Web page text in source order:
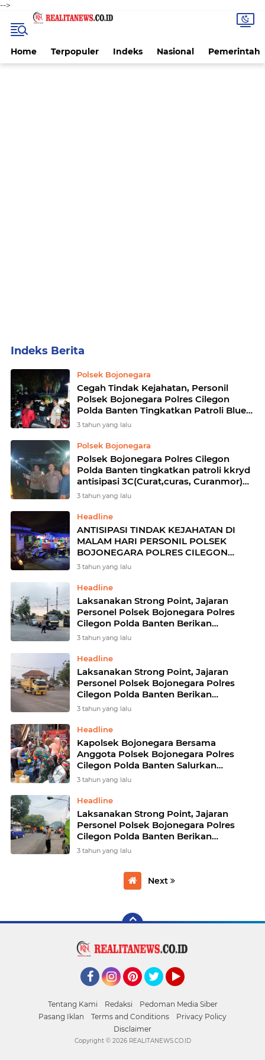
-->
Home Terpopuler Indeks Nasional Pemerintah
Polsek Bojonegara
Cegah Tindak Kejahatan, Personil
Polsek Bojonegara Polres Cilegon
Polda Banten Tingkatkan Patroli Blue
Light
3 tahun yang lalu
Polsek Bojonegara
Polsek Bojonegara Polres Cilegon
Polda Banten tingkatkan patroli kkryd
antisipasi 3C(Curat,curas, Curanmor)
serta gangguan kamtibmas lainnya
3 tahun yang lalu
Headline
ANTISIPASI TINDAK KEJAHATAN DI
MALAM HARI PERSONIL POLSEK
BOJONEGARA POLRES CILEGON
POLDA BANTEN TINGKATKAN
3 tahun yang lalu
Headline
Laksanakan Strong Point, Jajaran
Personel Polsek Bojonegara Polres
Cilegon Polda Banten Berikan
Pelayanan Terhadap Aktivitas
3 tahun yang lalu
Headline
Laksanakan Strong Point, Jajaran
Personel Polsek Bojonegara Polres
Cilegon Polda Banten Berikan
Pelayanan Terhadap Aktivitas
3 tahun yang lalu
Headline
Kapolsek Bojonegara Bersama
Anggota Polsek Bojonegara Polres
Cilegon Polda Banten Salurkan
Delapan Ribu Liter Air Bersih Tangani
3 tahun yang lalu
Headline
Laksanakan Strong Point, Jajaran
Personel Polsek Bojonegara Polres
Cilegon Polda Banten Berikan
Pelayanan Terhadap Aktivitas
3 tahun yang lalu
Next
Tentang Kami Redaksi
Pedoman Media Siber
Pasang Iklan
Terms and Conditions
Privacy Policy
Disclaimer
Copyright © 2026 REALITANEWS.CO.ID